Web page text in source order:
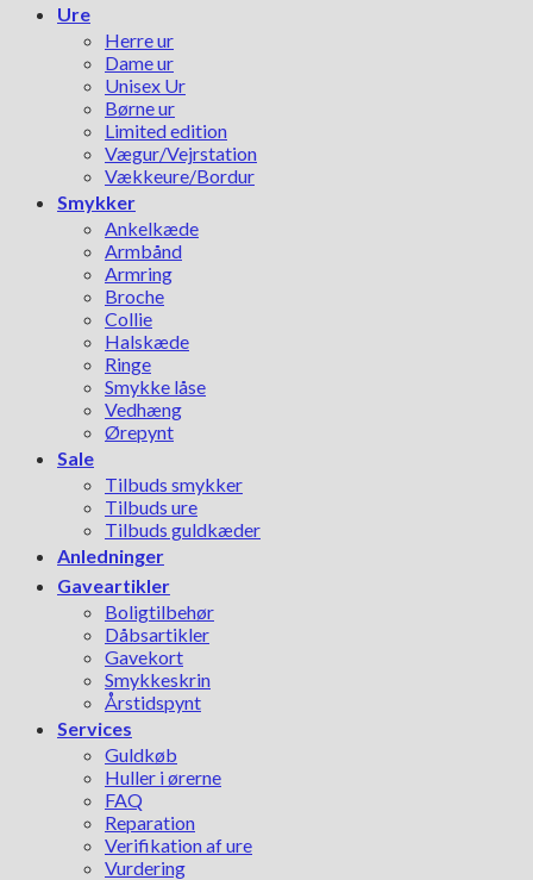
Ure
Herre ur
Dame ur
Unisex Ur
Børne ur
Limited edition
Vægur/Vejrstation
Vækkeure/Bordur
Smykker
Ankelkæde
Armbånd
Armring
Broche
Collie
Halskæde
Ringe
Smykke låse
Vedhæng
Ørepynt
Sale
Tilbuds smykker
Tilbuds ure
Tilbuds guldkæder
Anledninger
Gaveartikler
Boligtilbehør
Dåbsartikler
Gavekort
Smykkeskrin
Årstidspynt
Services
Guldkøb
Huller i ørerne
FAQ
Reparation
Verifikation af ure
Vurdering